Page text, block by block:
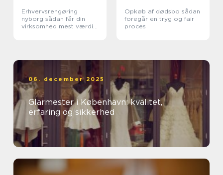
Erhvervsrengøring
nyborg sådan får din
virksomhed mest værdi
Opkøb af dødsbo sådan
foregår en tryg og fair
proces
06. december 2025
Glarmester i København: kvalitet,
erfaring og sikkerhed